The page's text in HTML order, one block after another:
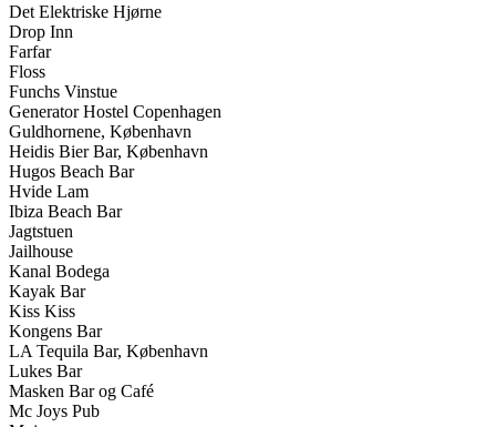
Det Elektriske Hjørne
Drop Inn
Farfar
Floss
Funchs Vinstue
Generator Hostel Copenhagen
Guldhornene, København
Heidis Bier Bar, København
Hugos Beach Bar
Hvide Lam
Ibiza Beach Bar
Jagtstuen
Jailhouse
Kanal Bodega
Kayak Bar
Kiss Kiss
Kongens Bar
LA Tequila Bar, København
Lukes Bar
Masken Bar og Café
Mc Joys Pub